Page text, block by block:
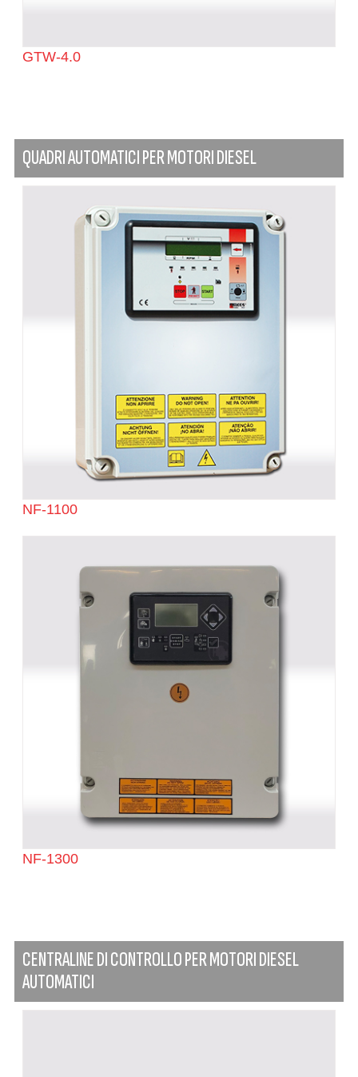
GTW-4.0
QUADRI AUTOMATICI PER MOTORI DIESEL
NF-1100
NF-1300
CENTRALINE DI CONTROLLO PER MOTORI DIESEL
AUTOMATICI